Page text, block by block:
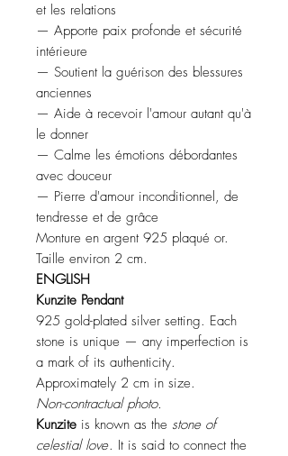
et les relations
— Apporte paix profonde et sécurité
intérieure
— Soutient la guérison des blessures
anciennes
— Aide à recevoir l'amour autant qu'à
le donner
— Calme les émotions débordantes
avec douceur
— Pierre d'amour inconditionnel, de
tendresse et de grâce
Monture en argent 925 plaqué or.
Taille environ 2 cm.
ENGLISH
Kunzite Pendant
925 gold-plated silver setting. Each
stone is unique — any imperfection is
a mark of its authenticity.
Approximately 2 cm in size.
Non-contractual photo.
Kunzite is known as the stone of
celestial love. It is said to connect the